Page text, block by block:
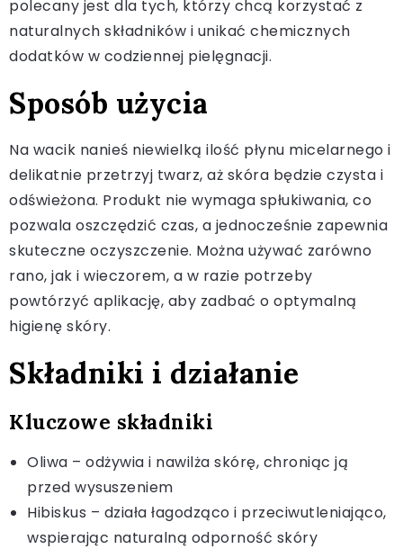
polecany jest dla tych, którzy chcą korzystać z
naturalnych składników i unikać chemicznych
dodatków w codziennej pielęgnacji.
Sposób użycia
Na wacik nanieś niewielką ilość płynu micelarnego i
delikatnie przetrzyj twarz, aż skóra będzie czysta i
odświeżona. Produkt nie wymaga spłukiwania, co
pozwala oszczędzić czas, a jednocześnie zapewnia
skuteczne oczyszczenie. Można używać zarówno
rano, jak i wieczorem, a w razie potrzeby
powtórzyć aplikację, aby zadbać o optymalną
higienę skóry.
Składniki i działanie
Kluczowe składniki
Oliwa – odżywia i nawilża skórę, chroniąc ją
przed wysuszeniem
Hibiskus – działa łagodząco i przeciwutleniająco,
wspierając naturalną odporność skóry